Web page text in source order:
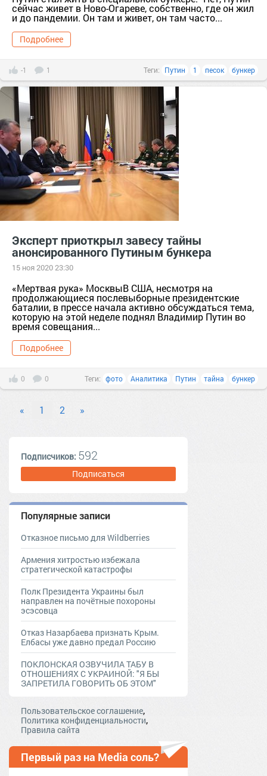
сейчас живет в Ново-Огареве, собственно, где он жил
и до пандемии. Он там и живет, он там часто...
Подробнее
-1 1 Теги: Путин 1 песок бункер
Эксперт приоткрыл завесу тайны
анонсированного Путиным бункера
15 ноя 2020 23:30
«Мертвая рука» МосквыВ США, несмотря на
продолжающиеся послевыборные президентские
баталии, в прессе начала активно обсуждаться тема,
которую на этой неделе поднял Владимир Путин во
время совещания...
Подробнее
0 0 Теги: фото Аналитика Путин тайна бункер
« 1 2 »
Подписчиков: 592
Подписаться
Популярные записи
Отказное письмо для Wildberries
Армения хитростью избежала
стратегической катастрофы
Полк Президента Украины был
направлен на почётные похороны
эсэсовца
Отказ Назарбаева признать Крым.
Елбасы уже давно предал Россию
ПОКЛОНСКАЯ ОЗВУЧИЛА ТАБУ В
ОТНОШЕНИЯХ С УКРАИНОЙ: "Я БЫ
ЗАПРЕТИЛА ГОВОРИТЬ ОБ ЭТОМ"
Пользовательское соглашение,
Политика конфиденциальности,
Правила сайта
Первый раз на Media соль?